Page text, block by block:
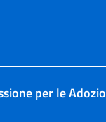
per le